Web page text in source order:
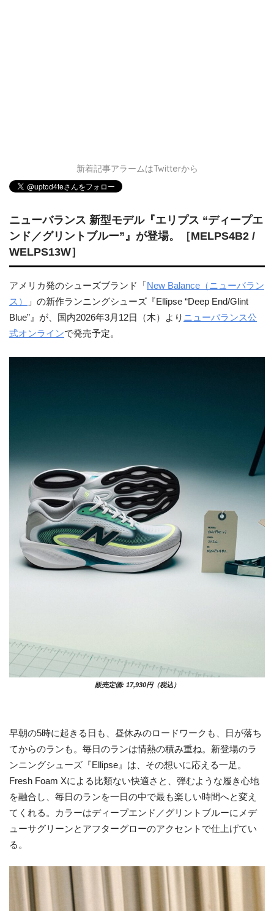
新着記事アラームはTwitterから
ニューバランス 新型モデル『エリプス “ディープエ
ンド／グリントブルー”』が登場。［MELPS4B2 /
WELPS13W］
アメリカ発のシューズブランド「 New Balance（ニューバラン
ス）
」の新作ランニングシューズ『Ellipse “Deep End/Glint
Blue”』が、国内2026年3月12日（木）より ニューバランス公
式オンラインで発売予定。
販売定価: 17,930円（税込）
早朝の5時に起きる日も、昼休みのロードワークも、日が落ち
てからのランも。毎日のランは情熱の積み重ね。新登場のラ
ンニングシューズ『Ellipse』は、その想いに応える一足。
Fresh Foam Xによる比類ない快適さと、弾むような履き心地
を融合し、毎日のランを一日の中で最も楽しい時間へと変え
てくれる。カラーはディープエンド／グリントブルーにメデ
ューサグリーンとアフターグローのアクセントで仕上げてい
る。